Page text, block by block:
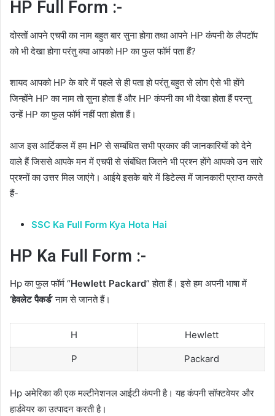
HP Full Form :-
दोस्तों आपने एचपी का नाम बहुत बार सुना होगा तथा आपने HP कंपनी के लैपटॉप
को भी देखा होगा परंतु क्या आपको HP का फुल फॉर्म पता हैं?
शायद आपको HP के बारे में पहले से ही पता हो परंतु बहुत से लोग ऐसे भी होंगे
जिन्होंने HP का नाम तो सुना होता हैं और HP कंपनी का भी देखा होता हैं परन्तु
उन्हें HP का फुल फॉर्म नहीं पता होता हैं।
आज इस आर्टिकल में हम HP से सम्बंधित सभी प्रकार की जानकारियों को देने
वाले हैं जिससे आपके मन में एचपी से संबंधित जितने भी प्रश्न होंगे आपको उन सारे
प्रश्नों का उत्तर मिल जाएंगे। आईये इसके बारे में डिटेल्स में जानकारी प्राप्त करते
हैं-
SSC Ka Full Form Kya Hota Hai
HP Ka Full Form :-
Hp का फुल फॉर्म “Hewlett Packard” होता हैं। इसे हम अपनी भाषा में
‘हेवलेट पैकर्ड’नाम से जानते हैं।
H Hewlett
P Packard
Hp अमेरिका की एक मल्टीनेशनल आईटी कंपनी है। यह कंपनी सॉफ्टवेयर और
हार्डवेयर का उत्पादन करती है।